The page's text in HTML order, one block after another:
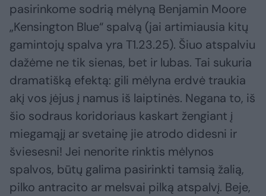
pasirinkome sodrią mėlyną Benjamin Moore
„Kensington Blue“ spalvą (jai artimiausia kitų
gamintojų spalva yra T1.23.25). Šiuo atspalviu
dažėme ne tik sienas, bet ir lubas. Tai sukuria
dramatišką efektą: gili mėlyna erdvė traukia
akį vos įėjus į namus iš laiptinės. Negana to, iš
šio sodraus koridoriaus kaskart žengiant į
miegamąjį ar svetainę jie atrodo didesni ir
šviesesni! Jei nenorite rinktis mėlynos
spalvos, būtų galima pasirinkti tamsią žalią,
pilko antracito ar melsvai pilką atspalvį. Beje,